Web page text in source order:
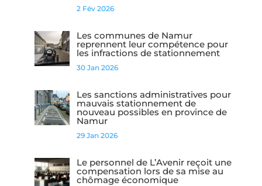
2 Fév 2026
Les communes de Namur
reprennent leur compétence pour
les infractions de stationnement
30 Jan 2026
Les sanctions administratives pour
mauvais stationnement de
nouveau possibles en province de
Namur
29 Jan 2026
Le personnel de L’Avenir reçoit une
compensation lors de sa mise au
chômage économique